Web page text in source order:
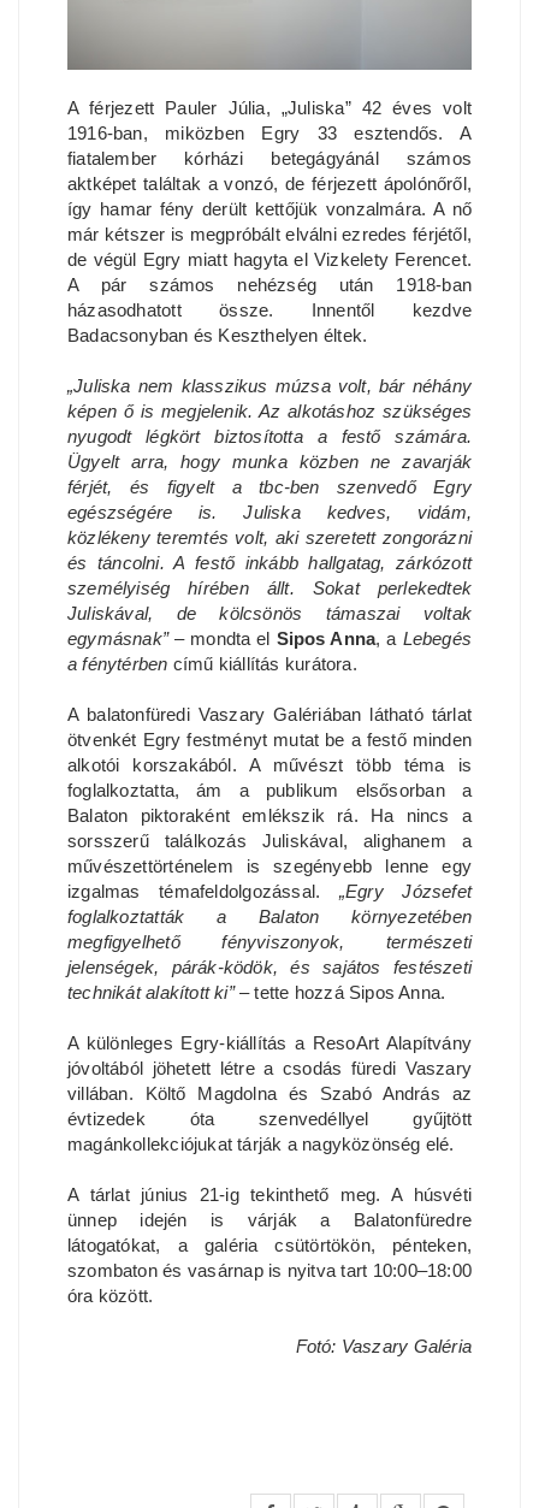
A férjezett Pauler Júlia, „Juliska” 42 éves volt
1916-ban, miközben Egry 33 esztendős. A
fiatalember kórházi betegágyánál számos
aktképet találtak a vonzó, de férjezett ápolónőről,
így hamar fény derült kettőjük vonzalmára. A nő
már kétszer is megpróbált elválni ezredes férjétől,
de végül Egry miatt hagyta el Vizkelety Ferencet.
A pár számos nehézség után 1918-ban
házasodhatott össze. Innentől kezdve
Badacsonyban és Keszthelyen éltek.
„Juliska nem klasszikus múzsa volt, bár néhány
képen ő is megjelenik. Az alkotáshoz szükséges
nyugodt légkört biztosította a festő számára.
Ügyelt arra, hogy munka közben ne zavarják
férjét, és figyelt a tbc-ben szenvedő Egry
egészségére is. Juliska kedves, vidám,
közlékeny teremtés volt, aki szeretett zongorázni
és táncolni. A festő inkább hallgatag, zárkózott
személyiség hírében állt. Sokat perlekedtek
Juliskával, de kölcsönös támaszai voltak
egymásnak”– mondta el Sipos Anna, a Lebegés
a fénytérben című kiállítás kurátora.
A balatonfüredi Vaszary Galériában látható tárlat
ötvenkét Egry festményt mutat be a festő minden
alkotói korszakából. A művészt több téma is
foglalkoztatta, ám a publikum elsősorban a
Balaton piktoraként emlékszik rá. Ha nincs a
sorsszerű találkozás Juliskával, alighanem a
művészettörténelem is szegényebb lenne egy
izgalmas témafeldolgozással. „Egry Józsefet
foglalkoztatták a Balaton környezetében
megfigyelhető fényviszonyok, természeti
jelenségek, párák-ködök, és sajátos festészeti
technikát alakított ki”– tette hozzá Sipos Anna.
A különleges Egry-kiállítás a ResoArt Alapítvány
jóvoltából jöhetett létre a csodás füredi Vaszary
villában. Költő Magdolna és Szabó András az
évtizedek óta szenvedéllyel gyűjtött
magánkollekciójukat tárják a nagyközönség elé.
A tárlat június 21-ig tekinthető meg. A húsvéti
ünnep idején is várják a Balatonfüredre
látogatókat, a galéria csütörtökön, pénteken,
szombaton és vasárnap is nyitva tart 10:00–18:00
óra között.
Fotó: Vaszary Galéria